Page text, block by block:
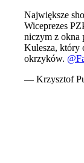
Największe
Wiceprezes
niczym z okna
Kulesza, który
okrzyków.
— Krzysztof